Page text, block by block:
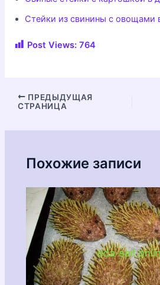
Стейки из свинины с овощами
Post Views: 764
НавигацияПРЕДЫДУЩАЯ
СТРАНИЦА
Похожие записи